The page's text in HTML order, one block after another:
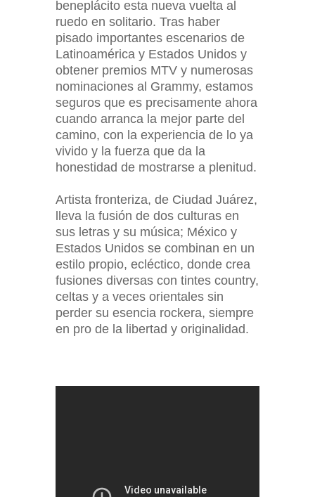
beneplácito esta nueva vuelta al
ruedo en solitario. Tras haber
pisado importantes escenarios de
Latinoamérica y Estados Unidos y
obtener premios MTV y numerosas
nominaciones al Grammy, estamos
seguros que es precisamente ahora
cuando arranca la mejor parte del
camino, con la experiencia de lo ya
vivido y la fuerza que da la
honestidad de mostrarse a plenitud.
Artista fronteriza, de Ciudad Juárez,
lleva la fusión de dos culturas en
sus letras y su música; México y
Estados Unidos se combinan en un
estilo propio, ecléctico, donde crea
fusiones diversas con tintes country,
celtas y a veces orientales sin
perder su esencia rockera, siempre
en pro de la libertad y originalidad.